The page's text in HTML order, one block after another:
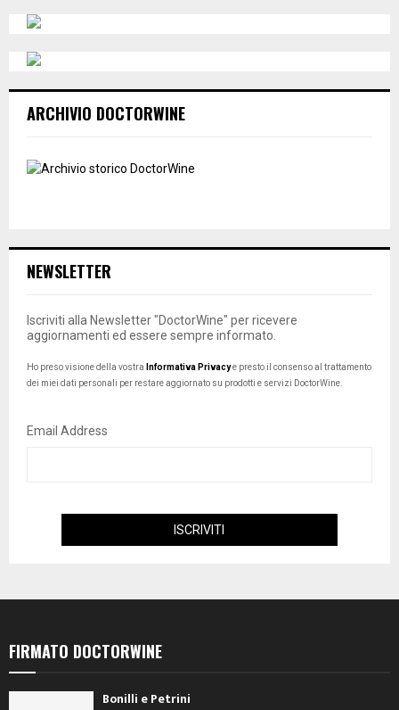
ARCHIVIO DOCTORWINE
NEWSLETTER
Iscriviti alla Newsletter "DoctorWine" per ricevere
aggiornamenti ed essere sempre informato.
Ho preso visione della vostra Informativa Privacye presto il consenso al trattamento
dei miei dati personali per restare aggiornato su prodotti e servizi DoctorWine.
Email Address
FIRMATO DOCTORWINE
Bonilli e Petrini